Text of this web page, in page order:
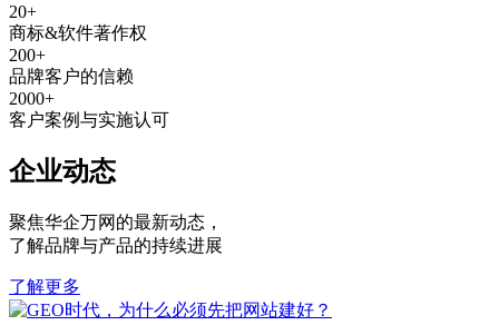
20+
商标&软件著作权
200+
品牌客户的信赖
2000+
客户案例与实施认可
企业动态
聚焦华企万网的最新动态 ，
了解品牌与产品的持续进展
了解更多